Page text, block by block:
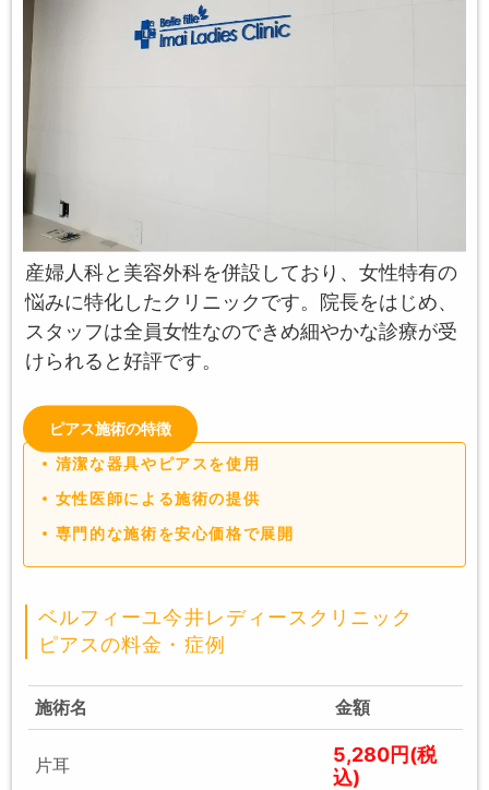
産婦人科と美容外科を併設しており、女性特有の
悩みに特化したクリニックです。院長をはじめ、
スタッフは全員女性なのできめ細やかな診療が受
けられると好評です。
ピアス施術の特徴
清潔な器具やピアスを使用
女性医師による施術の提供
専門的な施術を安心価格で展開
ベルフィーユ今井レディースクリニック
ピアスの料金・症例
施術名 金額
片耳
5,280円(税
込)